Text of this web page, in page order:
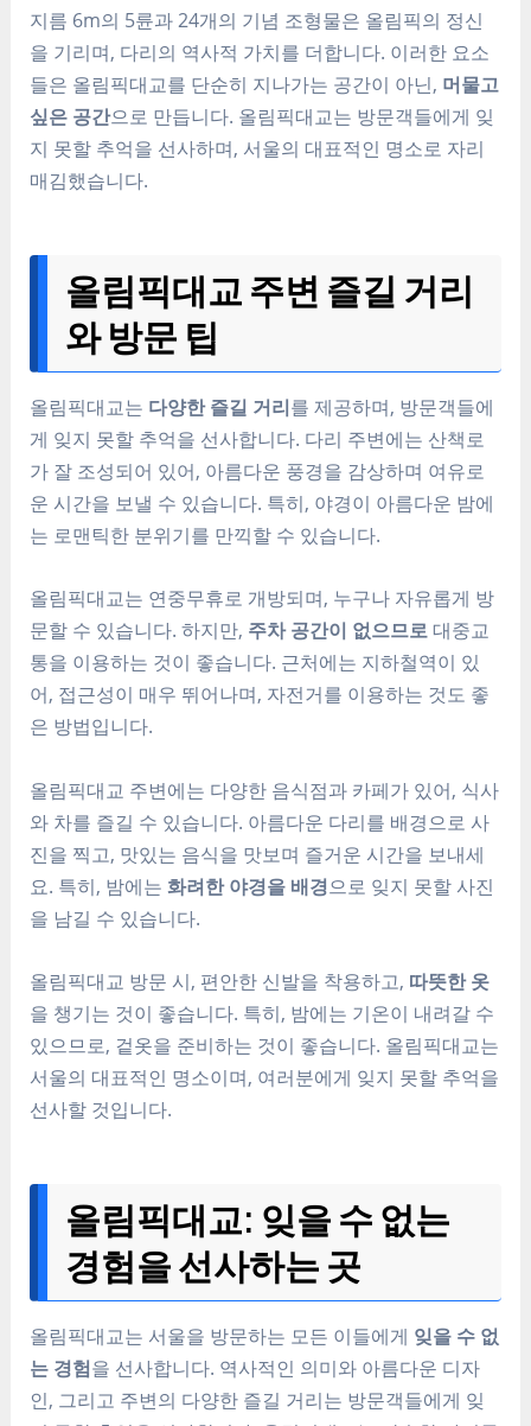
지름 6m의 5륜과 24개의 기념 조형물은 올림픽의 정신
을 기리며, 다리의 역사적 가치를 더합니다. 이러한 요소
들은 올림픽대교를 단순히 지나가는 공간이 아닌, 머물고
싶은 공간으로 만듭니다. 올림픽대교는 방문객들에게 잊
지 못할 추억을 선사하며, 서울의 대표적인 명소로 자리
매김했습니다.
올림픽대교 주변 즐길 거리
와 방문 팁
올림픽대교는 다양한 즐길 거리를 제공하며, 방문객들에
게 잊지 못할 추억을 선사합니다. 다리 주변에는 산책로
가 잘 조성되어 있어, 아름다운 풍경을 감상하며 여유로
운 시간을 보낼 수 있습니다. 특히, 야경이 아름다운 밤에
는 로맨틱한 분위기를 만끽할 수 있습니다.
올림픽대교는 연중무휴로 개방되며, 누구나 자유롭게 방
문할 수 있습니다. 하지만, 주차 공간이 없으므로대중교
통을 이용하는 것이 좋습니다. 근처에는 지하철역이 있
어, 접근성이 매우 뛰어나며, 자전거를 이용하는 것도 좋
은 방법입니다.
올림픽대교 주변에는 다양한 음식점과 카페가 있어, 식사
와 차를 즐길 수 있습니다. 아름다운 다리를 배경으로 사
진을 찍고, 맛있는 음식을 맛보며 즐거운 시간을 보내세
요. 특히, 밤에는화려한 야경을 배경으로 잊지 못할 사진
을 남길 수 있습니다.
올림픽대교 방문 시, 편안한 신발을 착용하고, 따뜻한 옷
을 챙기는 것이 좋습니다. 특히, 밤에는 기온이 내려갈 수
있으므로, 겉옷을 준비하는 것이 좋습니다. 올림픽대교는
서울의 대표적인 명소이며, 여러분에게 잊지 못할 추억을
선사할 것입니다.
올림픽대교: 잊을 수 없는
경험을 선사하는 곳
올림픽대교는 서울을 방문하는 모든 이들에게 잊을 수 없
는 경험을 선사합니다. 역사적인 의미와 아름다운 디자
인, 그리고 주변의 다양한 즐길 거리는 방문객들에게 잊